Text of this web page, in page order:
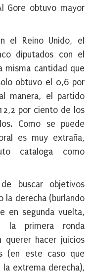
Gore obtuvo mayor
el Reino Unido, el
diputados con el
cantidad que
obtuvo el 0,6 por
manera, el partido
por ciento de los
Como se puede
es muy extraña,
cataloga como
buscar objetivos
la derecha (burlando
en segunda vuelta,
la primera ronda
querer hacer juicios
(en este caso que
extrema derecha),